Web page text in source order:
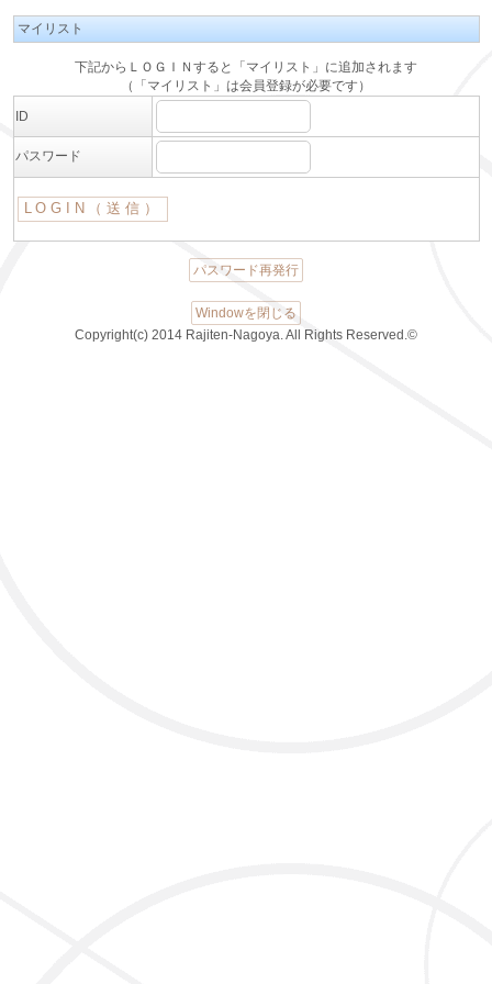
マイリスト
下記からＬＯＧＩＮすると「マイリスト」に追加されます
（「マイリスト」は会員登録が必要です）
ID
パスワード
パスワード再発行
Windowを閉じる
Copyright(c) 2014 Rajiten-Nagoya. All Rights Reserved.©